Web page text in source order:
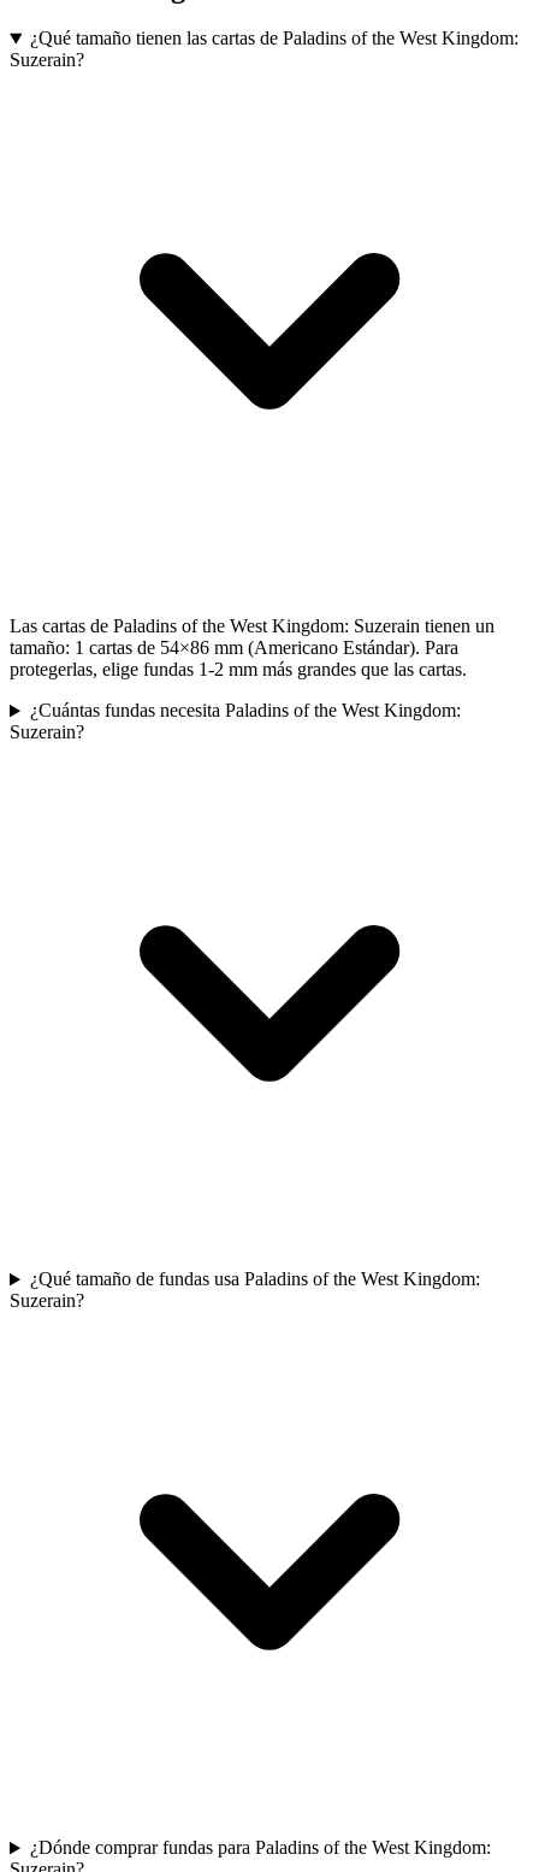
¿Qué tamaño tienen las cartas de Paladins of the West Kingdom:
Suzerain?
Las cartas de Paladins of the West Kingdom: Suzerain tienen un
tamaño: 1 cartas de 54×86 mm (Americano Estándar). Para
protegerlas, elige fundas 1-2 mm más grandes que las cartas.
¿Cuántas fundas necesita Paladins of the West Kingdom:
Suzerain?
¿Qué tamaño de fundas usa Paladins of the West Kingdom:
Suzerain?
¿Dónde comprar fundas para Paladins of the West Kingdom: